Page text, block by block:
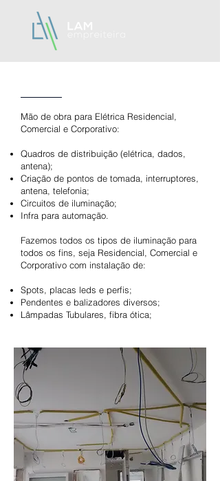
Mão de obra para Elétrica Residencial,
Comercial e Corporativo:
Quadros de distribuição (elétrica, dados,
antena);
Criação de pontos de tomada, interruptores,
antena, telefonia;
Circuitos de iluminação;
Infra para automação.
Fazemos todos os tipos de iluminação para
todos os fins, seja Residencial, Comercial e
Corporativo com instalação de:
Spots, placas leds e perfis;
Pendentes e balizadores diversos;
Lâmpadas Tubulares, fibra ótica;